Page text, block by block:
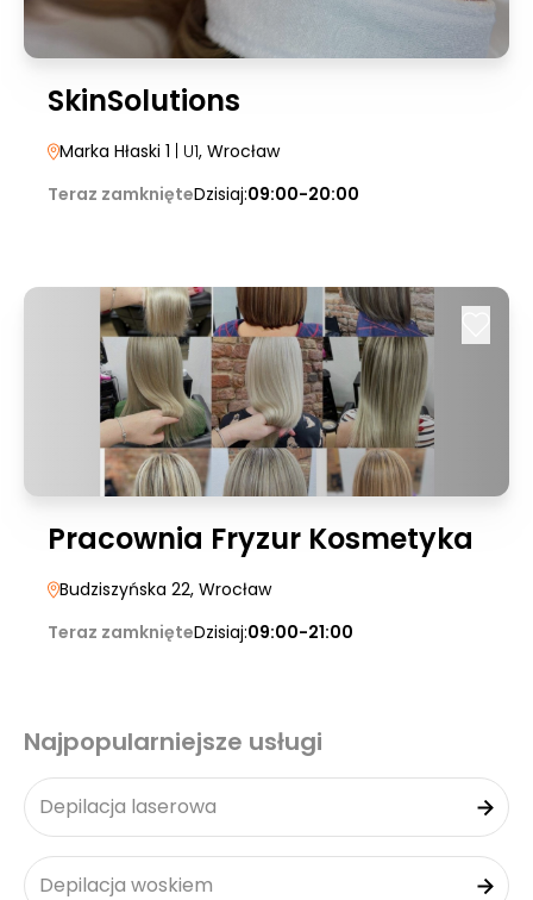
SkinSolutions
Marka Hłaski 1 | U1, Wrocław
Teraz zamknięteDzisiaj:09:00-20:00
Pracownia Fryzur Kosmetyka
Budziszyńska 22, Wrocław
Teraz zamknięteDzisiaj:09:00-21:00
Najpopularniejsze usługi
Depilacja laserowa
Depilacja woskiem